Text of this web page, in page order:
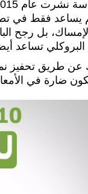
يساعد فقط في
بل رجح
تساعد
طريق تحفيز نمو
ضارة في